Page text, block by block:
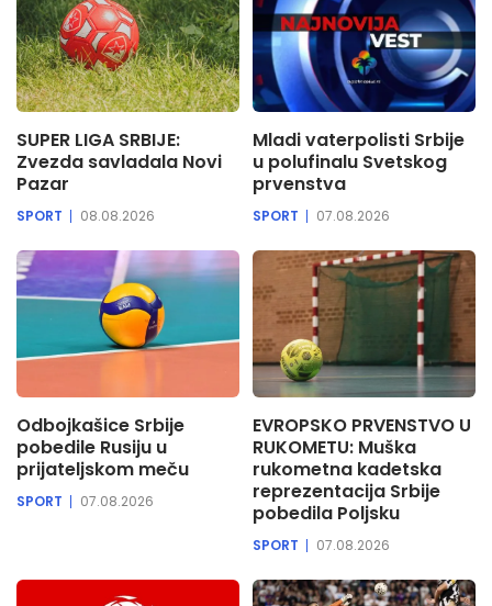
SUPER LIGA SRBIJE:
Zvezda savladala Novi
Pazar
SPORT 08.08.2026
Mladi vaterpolisti Srbije
u polufinalu Svetskog
prvenstva
SPORT 07.08.2026
Odbojkašice Srbije
pobedile Rusiju u
prijateljskom meču
SPORT 07.08.2026
EVROPSKO PRVENSTVO U
RUKOMETU: Muška
rukometna kadetska
reprezentacija Srbije
pobedila Poljsku
SPORT 07.08.2026